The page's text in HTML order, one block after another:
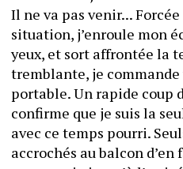
Il ne va pas venir...
situation, j’enroule mon
yeux, et sort affrontée la
tremblante, je commande
portable. Un rapide coup
confirme que je suis la
avec ce temps pourri.
accrochés au balcon